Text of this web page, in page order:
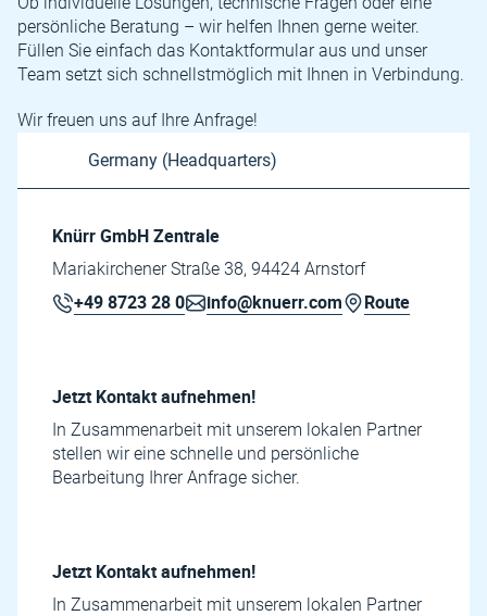
persönliche Beratung – wir helfen Ihnen gerne weiter.
Füllen Sie einfach das Kontaktformular aus und unser
Team setzt sich schnellstmöglich mit Ihnen in Verbindung.
Wir freuen uns auf Ihre Anfrage!
Knürr GmbH Zentrale
Mariakirchener Straße 38, 94424 Arnstorf
+49 8723 28 0 info@knuerr.com Route
Jetzt Kontakt aufnehmen!
In Zusammenarbeit mit unserem lokalen Partner
stellen wir eine schnelle und persönliche
Bearbeitung Ihrer Anfrage sicher.
Jetzt Kontakt aufnehmen!
In Zusammenarbeit mit unserem lokalen Partner